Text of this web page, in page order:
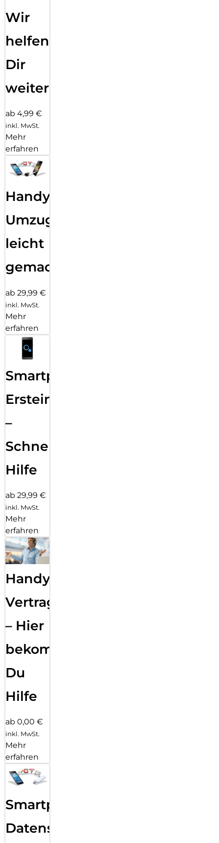
Wir
helfen
Dir
weiter
ab 4,99 €
inkl. MwSt.
Mehr
erfahren
Handy
Umzug
leicht
gemacht!
ab 29,99 €
inkl. MwSt.
Mehr
erfahren
Smartphone
Ersteinrichtung
–
Schnelle
Hilfe
ab 29,99 €
inkl. MwSt.
Mehr
erfahren
Handy
Vertragsabwicklung
– Hier
bekommst
Du
Hilfe
ab 0,00 €
inkl. MwSt.
Mehr
erfahren
Smartphone
Datensicherung